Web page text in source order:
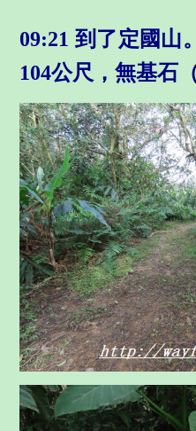
09:21 到了定國山
104公尺，無基石